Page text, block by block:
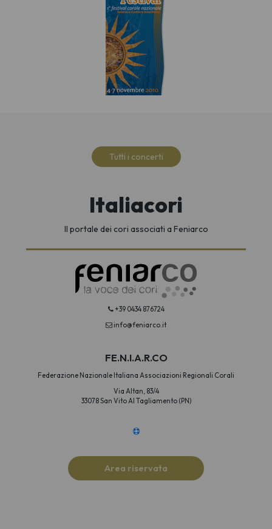
Tutti i concerti
Italiacori
Il portale dei cori associati a Feniarco
+39 0434 876724
info@feniarco.it
FE.N.I.A.R.CO
Federazione Nazionale Italiana Associazioni Regionali Corali
Via Altan, 83/4
33078 San Vito Al Tagliamento (PN)
Area riservata